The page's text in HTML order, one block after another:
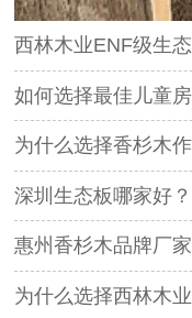
西林木业ENF级生
如何选择最佳儿童房
为什么选择香杉木
深圳生态板哪家好
惠州香杉木品牌厂
为什么选择西林木